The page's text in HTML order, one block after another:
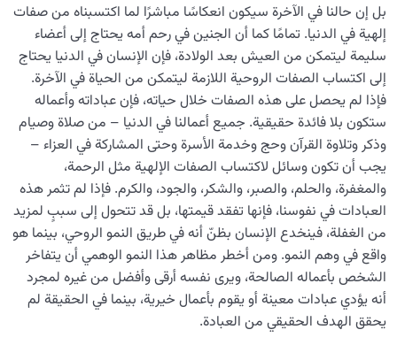
بل إن حالنا في الآخرة سيكون انعكاسًا مباشرًا لما اكتسبناه من صفات
إلهية في الدنيا. تمامًا كما أن الجنين في رحم أمه يحتاج إلى أعضاء
سليمة ليتمكن من العيش بعد الولادة، فإن الإنسان في الدنيا يحتاج
إلى اكتساب الصفات الروحية اللازمة ليتمكن من الحياة في الآخرة.
فإذا لم يحصل على هذه الصفات خلال حياته، فإن عباداته وأعماله
ستكون بلا فائدة حقيقية. جميع أعمالنا في الدنيا – من صلاة وصيام
وذكر وتلاوة القرآن وحج وخدمة الأسرة وحتى المشاركة في العزاء –
يجب أن تكون وسائل لاكتساب الصفات الإلهية مثل الرحمة،
والمغفرة، والحلم، والصبر، والشكر، والجود، والكرم. فإذا لم تثمر هذه
العبادات في نفوسنا، فإنها تفقد قيمتها، بل قد تتحول إلى سببٍ لمزيد
من الغفلة، فينخدع الإنسان بظنّ أنه في طريق النمو الروحي، بينما هو
واقع في وهم النمو. ومن أخطر مظاهر هذا النمو الوهمي أن يتفاخر
الشخص بأعماله الصالحة، ويرى نفسه أرقى وأفضل من غيره لمجرد
أنه يؤدي عبادات معينة أو يقوم بأعمال خيرية، بينما في الحقيقة لم
يحقق الهدف الحقيقي من العبادة.